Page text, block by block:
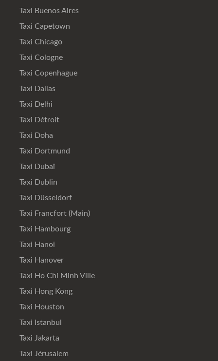
Taxi Buenos Aires
Taxi Capetown
Taxi Chicago
Taxi Cologne
Taxi Copenhague
Taxi Dallas
Taxi Delhi
Taxi Détroit
Taxi Doha
Taxi Dortmund
Taxi Dubaï
Taxi Dublin
Taxi Düsseldorf
Taxi Francfort (Main)
Taxi Hambourg
Taxi Hanoi
Taxi Hanover
Taxi Ho Chi Minh Ville
Taxi Hong Kong
Taxi Houston
Taxi Istanbul
Taxi Jakarta
Taxi Jérusalem